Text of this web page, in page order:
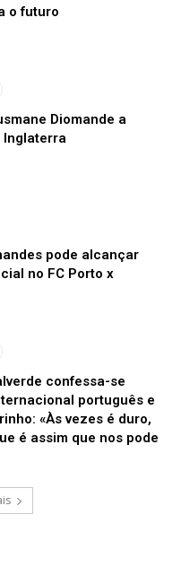
o futuro
Diomande a
Inglaterra
pode alcançar
no FC Porto x
confessa-se
português e
«Às vezes é duro,
é assim que nos pode